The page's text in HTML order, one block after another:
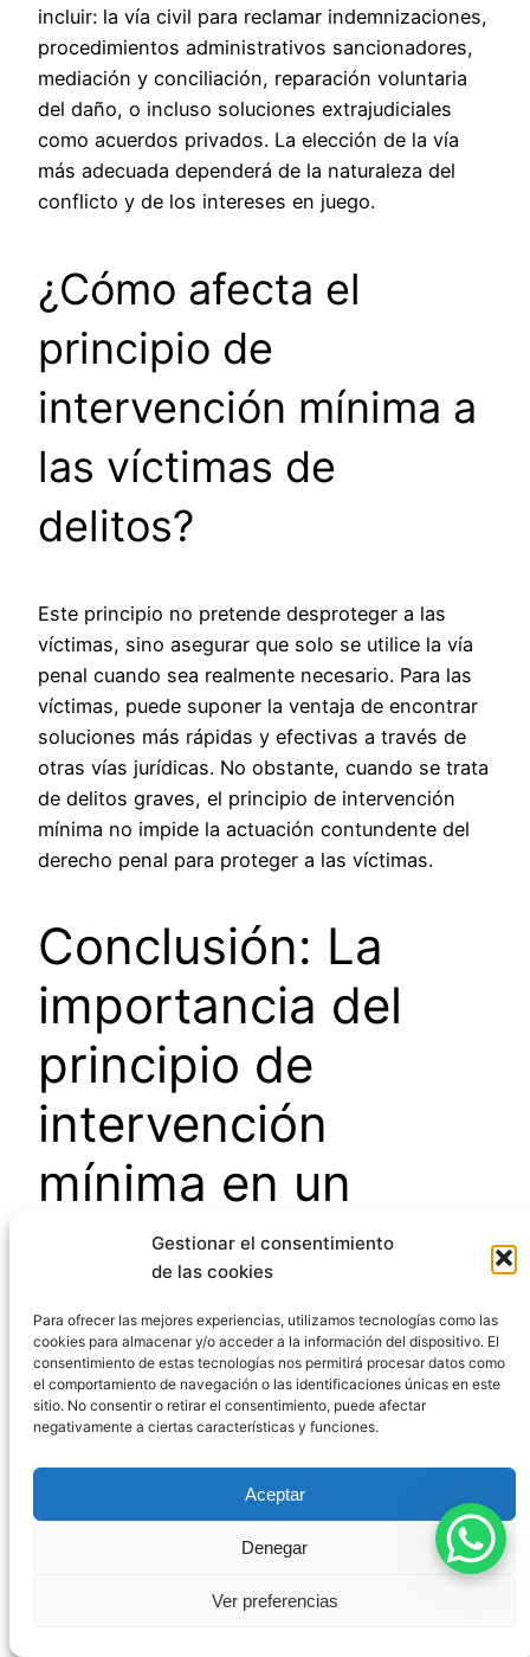
Gestionar el consentimiento
de las cookies
Para ofrecer las mejores experiencias, utilizamos tecnologías como las
cookies para almacenar y/o acceder a la información del dispositivo. El
consentimiento de estas tecnologías nos permitirá procesar datos como
el comportamiento de navegación o las identificaciones únicas en este
sitio. No consentir o retirar el consentimiento, puede afectar
negativamente a ciertas características y funciones.
Aceptar
Denegar
Ver preferencias
incluir: la vía civil para reclamar indemnizaciones,
procedimientos administrativos sancionadores,
mediación y conciliación, reparación voluntaria
del daño, o incluso soluciones extrajudiciales
como acuerdos privados. La elección de la vía
más adecuada dependerá de la naturaleza del
conflicto y de los intereses en juego.
¿Cómo afecta el
principio de
intervención mínima a
las víctimas de
delitos?
Este principio no pretende desproteger a las
víctimas, sino asegurar que solo se utilice la vía
penal cuando sea realmente necesario. Para las
víctimas, puede suponer la ventaja de encontrar
soluciones más rápidas y efectivas a través de
otras vías jurídicas. No obstante, cuando se trata
de delitos graves, el principio de intervención
mínima no impide la actuación contundente del
derecho penal para proteger a las víctimas.
Conclusión: La
importancia del
principio de
intervención
mínima en un
sistema penal justo
Comprenderqué es el principio de intervención
mínima en derecho penalresulta fundamental
tanto para profesionales como para ciudadanos.
Este principio nos recuerda que el derecho penal
para las conductas más graves contra los bienes
En un Estado de Derecho, la intervención penal
debe ser excepcional y justificada. Cada vez que